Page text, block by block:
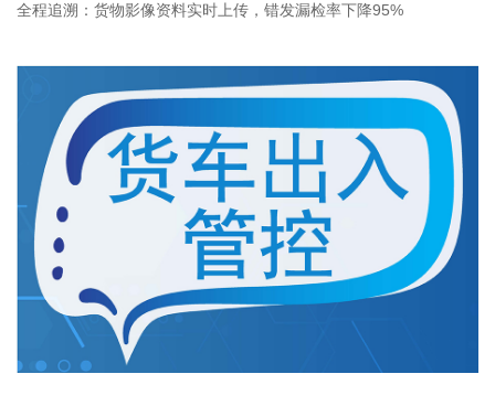
全程追溯：货物影像资料实时上传，错发漏检率下降95%